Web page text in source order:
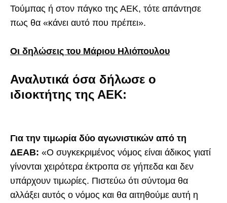
Τούμπας ή στον πάγκο της ΑΕΚ, τότε απάντησε
πως θα «κάνει αυτό που πρέπει».
Οι δηλώσεις του Μάριου Ηλιόπουλου
Αναλυτικά όσα δήλωσε ο
ιδιοκτήτης της ΑΕΚ:
Για την τιμωρία δύο αγωνιστικών από τη
ΔΕΑΒ: «Ο συγκεκριμένος νόμος είναι άδικος γιατί
γίνονται χειρότερα έκτροπα σε γήπεδα και δεν
υπάρχουν τιμωρίες. Πιστεύω ότι σύντομα θα
αλλάξει αυτός ο νόμος και θα αιτηθούμε αυτή η